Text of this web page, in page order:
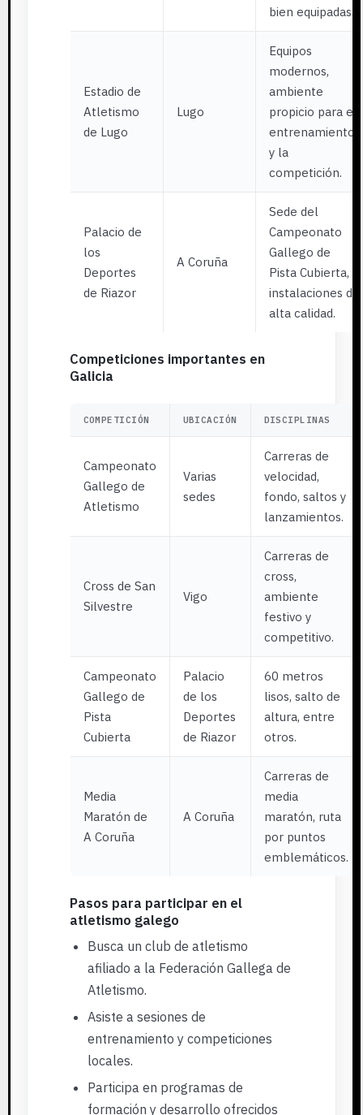
bien equipadas.
Estadio de
Atletismo
de Lugo
Lugo
Equipos
modernos,
ambiente
propicio para el
entrenamiento
y la
competición.
Palacio de
los
Deportes
de Riazor
A Coruña
Sede del
Campeonato
Gallego de
Pista Cubierta,
instalaciones de
alta calidad.
Competiciones importantes en
Galicia
COMPETICIÓN UBICACIÓN DISCIPLINAS
Campeonato
Gallego de
Atletismo
Varias
sedes
Carreras de
velocidad,
fondo, saltos y
lanzamientos.
Cross de San
Silvestre
Vigo
Carreras de
cross,
ambiente
festivo y
competitivo.
Campeonato
Gallego de
Pista
Cubierta
Palacio
de los
Deportes
de Riazor
60 metros
lisos, salto de
altura, entre
otros.
Media
Maratón de
A Coruña
A Coruña
Carreras de
media
maratón, ruta
por puntos
emblemáticos.
Pasos para participar en el
atletismo galego
Busca un club de atletismo
afiliado a la Federación Gallega de
Atletismo.
Asiste a sesiones de
entrenamiento y competiciones
locales.
Participa en programas de
formación y desarrollo ofrecidos